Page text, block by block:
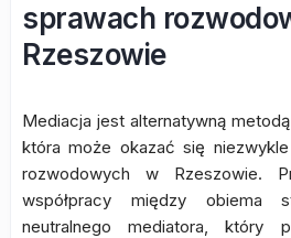
sprawach
Rzeszowie
Mediacja jest alternatywną
która może okazać się
rozwodowych w Rzeszowie.
współpracy między obiema
neutralnego mediatora, który